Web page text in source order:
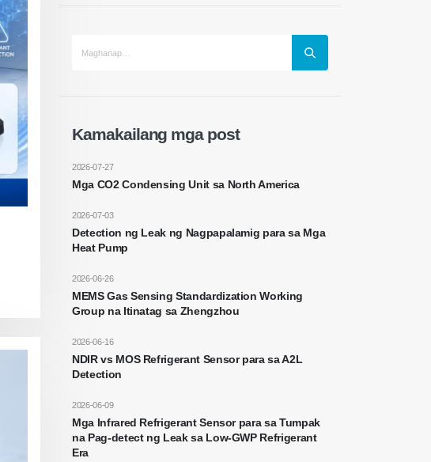
Kamakailang mga post
Mga CO2 Condensing Unit sa North America
2026-07-27
Detection ng Leak ng Nagpapalamig para sa Mga
Heat Pump
2026-07-03
MEMS Gas Sensing Standardization Working
Group na Itinatag sa Zhengzhou
2026-06-26
NDIR vs MOS Refrigerant Sensor para sa A2L
Detection
2026-06-16
Mga Infrared Refrigerant Sensor para sa Tumpak
na Pag-detect ng Leak sa Low-GWP Refrigerant
Era
2026-06-09